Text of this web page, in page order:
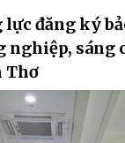
lực đăng ký
nghiệp, sáng
Thơ